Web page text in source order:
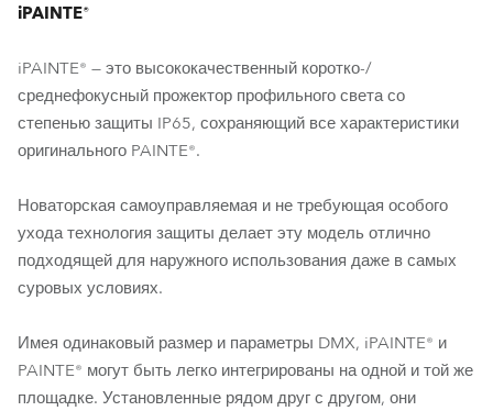
iPAINTE®
iPAINTE® — это высококачественный коротко-/
среднефокусный прожектор профильного света со
степенью защиты IP65, сохраняющий все характеристики
оригинального PAINTE®.
Новаторская самоуправляемая и не требующая особого
ухода технология защиты делает эту модель отлично
подходящей для наружного использования даже в самых
суровых условиях.
Имея одинаковый размер и параметры DMX, iPAINTE® и
PAINTE® могут быть легко интегрированы на одной и той же
площадке. Установленные рядом друг с другом, они